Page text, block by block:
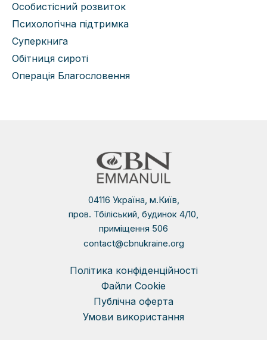
Особистісний розвиток
Психологічна підтримка
Суперкнига
Обітниця сироті
Операція Благословення
04116 Україна, м.Київ,
пров. Тбіліський, будинок 4/10,
приміщення 506
contact@cbnukraine.org
Політика конфіденційності
Файли Сookie
Публічна оферта
Умови використання